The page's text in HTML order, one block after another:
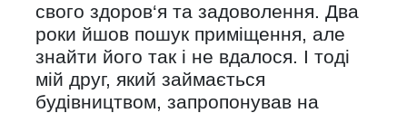
свого здоров‘я та задоволення. Два
роки йшов пошук приміщення, але
знайти його так і не вдалося. І тоді
мій друг, який займається
будівництвом, запропонував на